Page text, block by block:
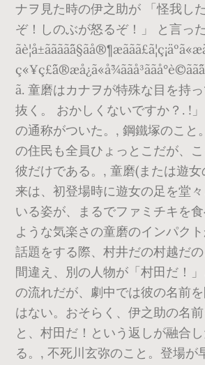
ナヲ見た時の伊之助が 「怪我し
ぞ！しのぶが怒るぞ！」 と言っ
ã. 童磨はカナヲが特殊な目を持
抜く。 おかしくないですか？. !
の通称がついた。, 鋼鐵塚のこと
の住民も全員ひょっとこだが、
彼だけである。, 童磨(または遊
来は、初登場時に遊女の足を堂
いる姿が、まるでファミチキを
ような気楽さの童磨のインパク
話題をする際、村井だの村越だ
間違え、別の人物が「村田だ！
の流れだが、劇中では彼の名前
はない。おそらく、伊之助の名
と、村田だ！という返しが融合
る。, 不死川玄弥のこと。登場が